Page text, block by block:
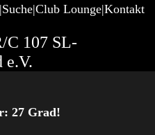
Suche Club Lounge Kontakt
C 107 SL-
e.V.
27 Grad!